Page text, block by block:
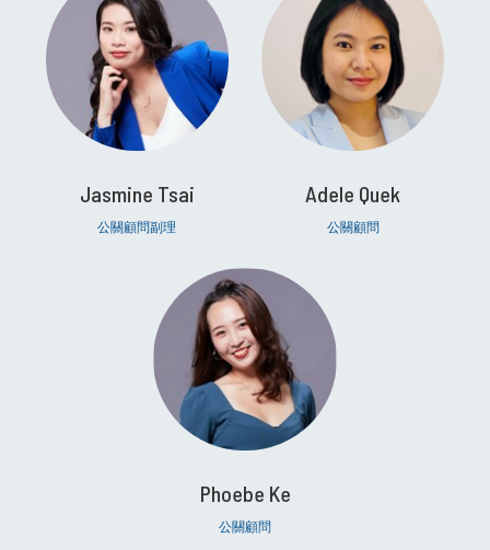
Jasmine Tsai
公關顧問副理
Adele Quek
公關顧問
Phoebe Ke
公關顧問